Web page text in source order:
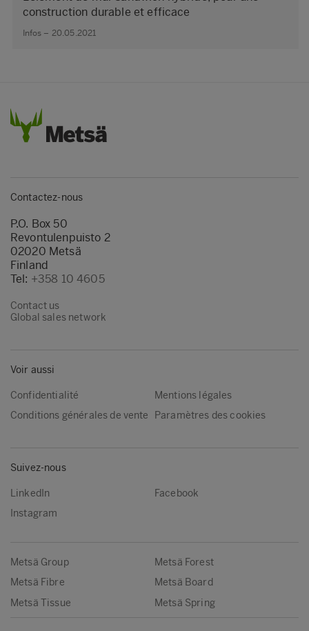
construction durable et efficace
Infos – 20.05.2021
Contactez-nous
P.O. Box 50
Revontulenpuisto 2
02020 Metsä
Finland
Tel: +358 10 4605
Contact us
Global sales network
Voir aussi
Confidentialité
Mentions légales
Conditions générales de vente
Paramètres des cookies
Suivez-nous
LinkedIn
Facebook
Instagram
Metsä Group
Metsä Forest
Metsä Fibre
Metsä Board
Metsä Tissue
Metsä Spring